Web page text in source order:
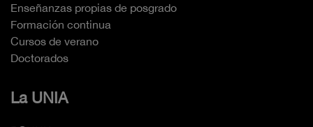
Enseñanzas propias de posgrado
Formación continua
Cursos de verano
Doctorados
La UNIA